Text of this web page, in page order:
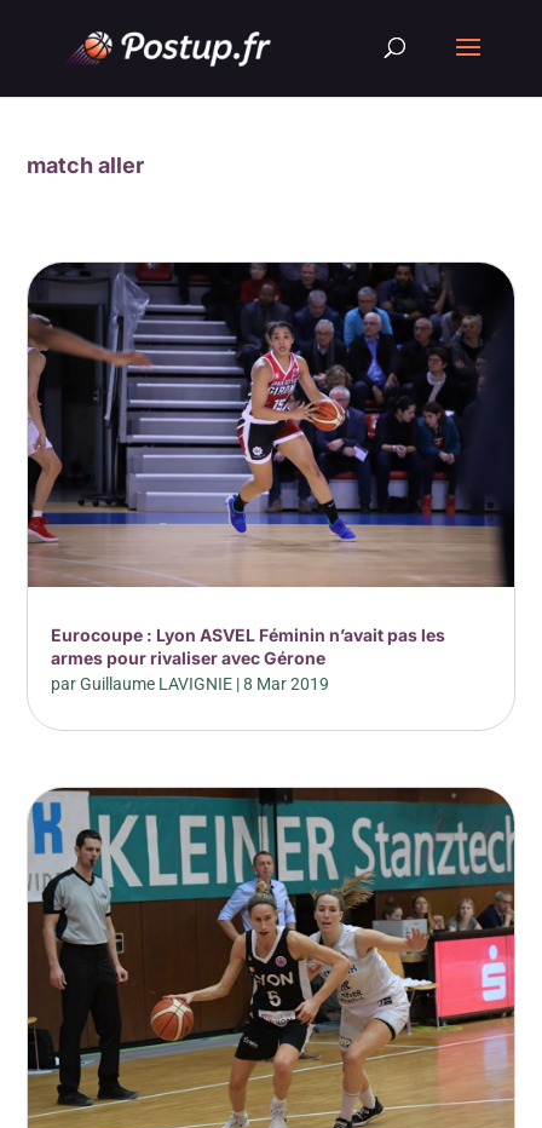
match aller
Eurocoupe : Lyon ASVEL Féminin n’avait pas les
armes pour rivaliser avec Gérone
parGuillaume LAVIGNIE |8 Mar 2019